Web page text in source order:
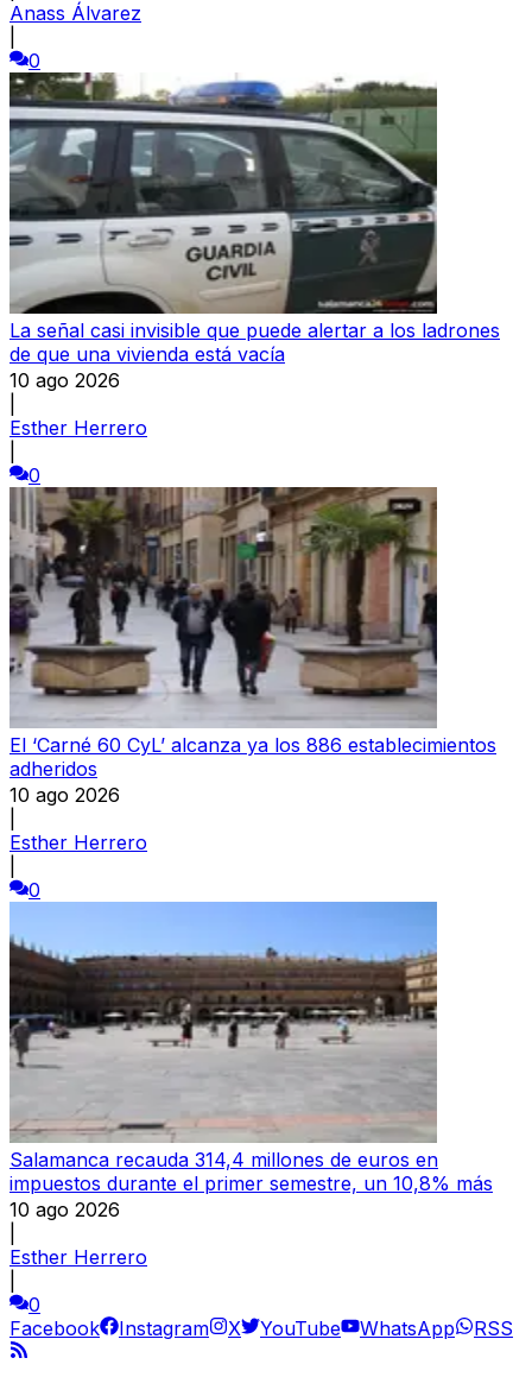
Anass Álvarez
0
La señal casi invisible que puede alertar a los ladrones
de que una vivienda está vacía
10 ago 2026
Esther Herrero
0
El ‘Carné 60 CyL’ alcanza ya los 886 establecimientos
adheridos
10 ago 2026
Esther Herrero
0
Salamanca recauda 314,4 millones de euros en
impuestos durante el primer semestre, un 10,8% más
10 ago 2026
Esther Herrero
0
Facebook
Instagram X YouTube WhatsApp RSS